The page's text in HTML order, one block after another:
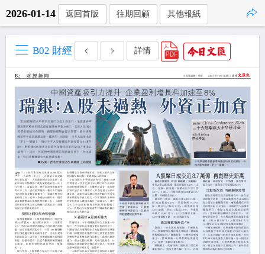
2026-01-14 返回首版 往期回顧 其他報紙
B02 財經 詳情